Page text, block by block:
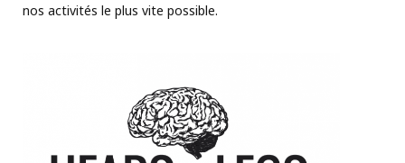
nos activités le plus vite possible.